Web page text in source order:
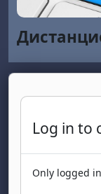
Log in to
Only logged